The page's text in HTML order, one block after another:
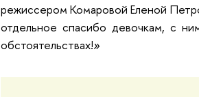
режиссером Комаровой Еленой
отдельное спасибо девочкам, с
обстоятельствах!»